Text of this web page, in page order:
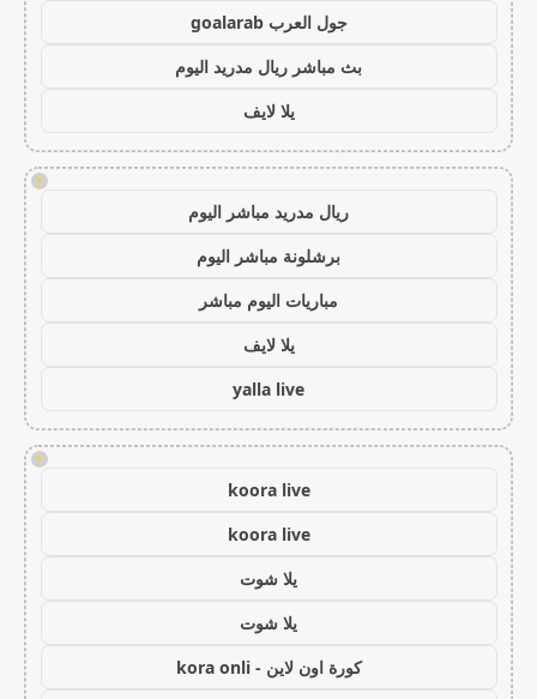
جول العرب goalarab
بث مباشر ريال مدريد اليوم
يلا لايف
!
ريال مدريد مباشر اليوم
برشلونة مباشر اليوم
مباريات اليوم مباشر
يلا لايف
yalla live
!
koora live
koora live
يلا شوت
يلا شوت
كورة اون لاين - kora onli